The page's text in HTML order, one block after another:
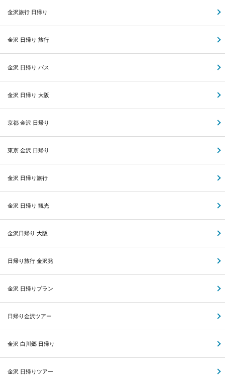
金沢旅行 日帰り
金沢 日帰り 旅行
金沢 日帰り バス
金沢 日帰り 大阪
京都 金沢 日帰り
東京 金沢 日帰り
金沢 日帰り旅行
金沢 日帰り 観光
金沢日帰り 大阪
日帰り旅行 金沢発
金沢 日帰りプラン
日帰り金沢ツアー
金沢 白川郷 日帰り
金沢 日帰りツアー